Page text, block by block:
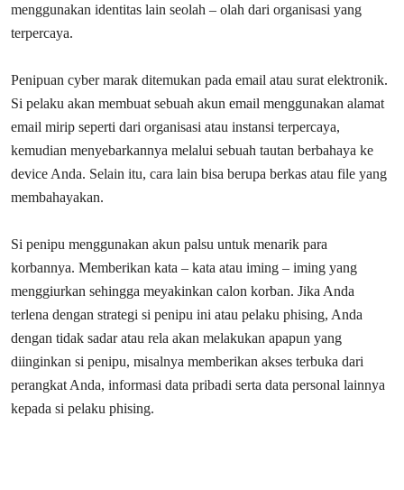
menggunakan identitas lain seolah – olah dari organisasi yang
terpercaya.
Penipuan cyber marak ditemukan pada email atau surat elektronik.
Si pelaku akan membuat sebuah akun email menggunakan alamat
email mirip seperti dari organisasi atau instansi terpercaya,
kemudian menyebarkannya melalui sebuah tautan berbahaya ke
device Anda. Selain itu, cara lain bisa berupa berkas atau file yang
membahayakan.
Si penipu menggunakan akun palsu untuk menarik para
korbannya. Memberikan kata – kata atau iming – iming yang
menggiurkan sehingga meyakinkan calon korban. Jika Anda
terlena dengan strategi si penipu ini atau pelaku phising, Anda
dengan tidak sadar atau rela akan melakukan apapun yang
diinginkan si penipu, misalnya memberikan akses terbuka dari
perangkat Anda, informasi data pribadi serta data personal lainnya
kepada si pelaku phising.